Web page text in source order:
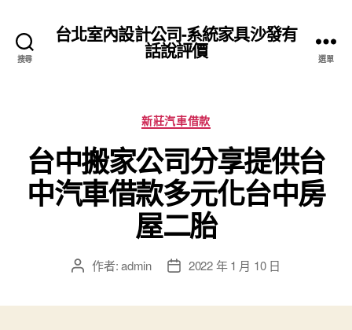
搜尋
台北室內設計公司-系統家具沙發有
話說評價 選單
分
類
新莊汽車借款
台中搬家公司分享提供台
中汽車借款多元化台中房
屋二胎
文 作者:admin
文 2022 年 1 月 10 日